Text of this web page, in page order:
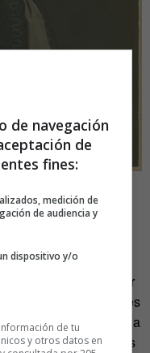
a conseguir una
fundado en 1887 por
de los grandes líderes
Catena. Esto la llevó a
las mismas páginas
de navegación
de
fines:
medición de
de audiencia y
dispositivo y/o
de tu
y otros datos en